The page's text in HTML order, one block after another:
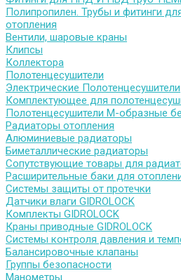
Полипропилен. Трубы и фитинги
отопления
Вентили, шаровые краны
Клипсы
Коллектора
Полотенцесушители
Электрические Полотенцесушители
Комплектующее для
Полотенцесушители М-образные
Радиаторы отопления
Алюминиевые радиаторы
Биметаллические радиаторы
Сопутствующие товары для
Расширительные баки для
Системы защиты от протечки
Датчики влаги GIDROLOCK
Комплекты GIDROLOCK
Краны приводные GIDROLOCK
Системы контроля давления и
Балансировочные клапаны
Группы безопасности
Манометры